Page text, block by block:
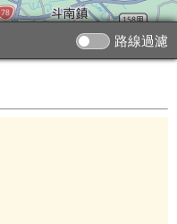
路線過濾